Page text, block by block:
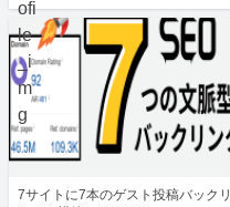
7サイトに7本のゲスト投稿バックリ